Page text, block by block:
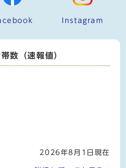
Instagram
数（速報値）
2026年8月1日現在